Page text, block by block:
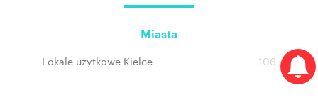
Miasta
Lokale użytkowe Kielce 106